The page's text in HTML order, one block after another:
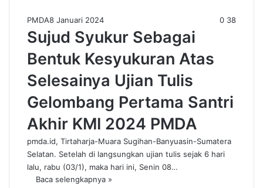
PMDA8 Januari 2024 0 38
Sujud Syukur Sebagai
Bentuk Kesyukuran Atas
Selesainya Ujian Tulis
Gelombang Pertama Santri
Akhir KMI 2024 PMDA
pmda.id, Tirtaharja-Muara Sugihan-Banyuasin-Sumatera
Selatan. Setelah di langsungkan ujian tulis sejak 6 hari
lalu, rabu (03/1), maka hari ini, Senin 08…
Baca selengkapnya »